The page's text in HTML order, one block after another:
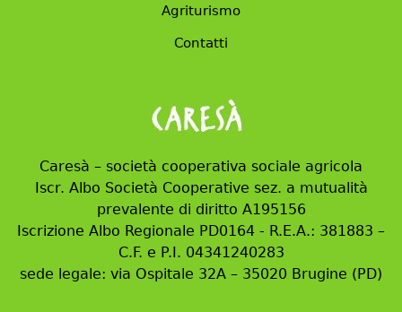
Agriturismo
Contatti
Caresà – società cooperativa sociale agricola
Iscr. Albo Società Cooperative sez. a mutualità
prevalente di diritto A195156
Iscrizione Albo Regionale PD0164 - R.E.A.: 381883 –
C.F. e P.I. 04341240283
sede legale: via Ospitale 32A – 35020 Brugine (PD)